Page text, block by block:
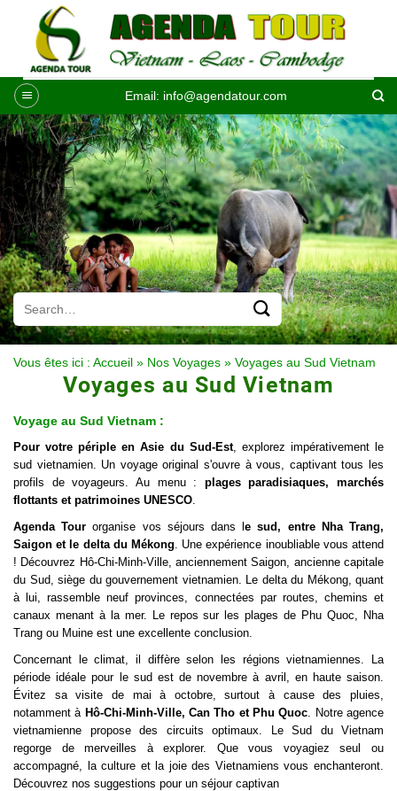
contenu
Email: info@agendatour.com
Vous êtes ici : Accueil » Nos Voyages » Voyages au Sud Vietnam
Voyages au Sud Vietnam
Voyage au Sud Vietnam :
Pour votre périple en Asie du Sud-Est, explorez impérativement le
sud vietnamien. Un voyage original s'ouvre à vous, captivant tous les
profils de voyageurs. Au menu : plages paradisiaques, marchés
flottants et patrimoines UNESCO
Agenda Tour organise vos séjours dans le sud, entre Nha Trang,
Saigon et le delta du Mékong . Une expérience inoubliable vous attend
! Découvrez Hô-Chi-Minh-Ville, anciennement Saigon, ancienne capitale
du Sud, siège du gouvernement vietnamien. Le delta du Mékong, quant
à lui, rassemble neuf provinces, connectées par routes, chemins et
canaux menant à la mer. Le repos sur les plages de Phu Quoc, Nha
Trang ou Muine est une excellente conclusion.
Concernant le climat, il diffère selon les régions vietnamiennes. La
période idéale pour le sud est de novembre à avril, en haute saison.
Évitez sa visite de mai à octobre, surtout à cause des pluies,
notamment à Hô-Chi-Minh-Ville, Can Tho et Phu Quoc . Notre agence
vietnamienne propose des circuits optimaux. Le Sud du Vietnam
regorge de merveilles à explorer. Que vous voyagiez seul ou
accompagné, la culture et la joie des Vietnamiens vous enchanteront.
Découvrez nos suggestions pour un séjour captivan